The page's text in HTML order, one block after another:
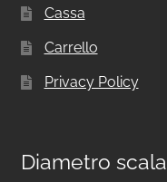
Cassa
Carrello
Privacy Policy
Diametro scala